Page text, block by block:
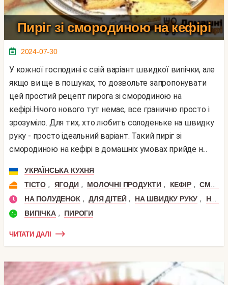
Пиріг зі смородиною на кефірі
2024-07-30
У кожної господині є свій варіант швидкої випічки, але
якщо ви ще в пошуках, то дозвольте запропонувати
цей простий рецепт пирога зі смородиною на
кефірі.Нічого нового тут немає, все гранично просто і
зрозуміло. Для тих, хто любить солоденьке на швидку
руку - просто ідеальний варіант. Такий пиріг зі
смородиною на кефірі в домашніх умовах прийде н...
УКРАЇНСЬКА КУХНЯ
ТІСТО , ЯГОДИ , МОЛОЧНІ ПРОДУКТИ , КЕФІР , СМОРОДИНА
НА ПОЛУДЕНОК , ДЛЯ ДІТЕЙ , НА ШВИДКУ РУКУ ,
НА ПРИРОДУ
ВИПІЧКА , ПИРОГИ
ЧИТАТИ ДАЛІ